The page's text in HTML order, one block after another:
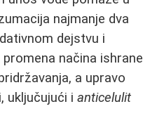
najmanje dva
dejstvu i
načina ishrane
a upravo
uključujući ianticelulit